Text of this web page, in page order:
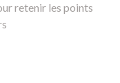
retenir les points